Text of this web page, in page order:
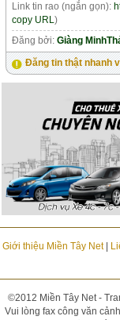
Link tin rao (ngắn gọn):
copy URL)
Đăng bởi:Giàng
Đăng tin thật nhanh
Giới thiệu Miền Tây Net|
©2012 Miền Tây Net -
Vui lòng fax công văn